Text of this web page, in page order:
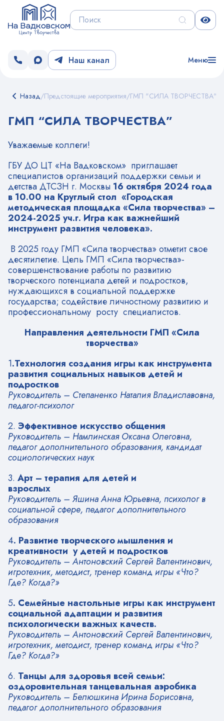
Наш канал Меню
Назад/Предстоящие мероприятия/ГМП "СИЛА ТВОРЧЕСТВА"
ГМП “СИЛА ТВОРЧЕСТВА”
Уважаемые коллеги!
ГБУ ДО ЦТ «На Вадковском» приглашает
специалистов организаций поддержки семьи и
детства ДТСЗН г. Москвы 16 октября 2024 года
в 10.00 на Круглый стол «Городская
методическая площадка «Сила творчества» –
2024-2025 уч.г. Игра как важнейший
инструмент развития человека».
В 2025 году ГМП «Сила творчества» отметит свое
десятилетие. Цель ГМП «Сила творчества»-
совершенствование работы по развитию
творческого потенциала детей и подростков,
нуждающихся в социальной поддержке
государства; содействие личностному развитию и
профессиональному росту специалистов.
Направления деятельности ГМП «Сила
творчества»
1.Технология создания игры как инструмента
развития социальных навыков детей и
подростков
Руководитель – Степаненко Наталия Владиславовна,
педагог-психолог
2. Эффективное искусство общения
Руководитель – Намлинская Оксана Олеговна,
педагог дополнительного образования, кандидат
социологических наук
3. Арт – терапия для детей и
взрослых
Руководитель – Яшина Анна Юрьевна, психолог в
социальной сфере, педагог дополнительного
образования
4. Развитие творческого мышления и
креативности у детей и подростков
Руководитель – Антоновский Сергей Валентинович,
игротехник, методист, тренер команд игры «Что?
Где? Когда?»
5. Семейные настольные игры как инструмент
социальной адаптации и развития
психологически важных качеств.
Руководитель – Антоновский Сергей Валентинович,
игротехник, методист, тренер команд игры «Что?
Где? Когда?»
6. Танцы для здоровья всей семьи:
оздоровительная танцевальная аэробика
Руководитель – Белюшкина Ирина Борисовна,
педагог дополнительного образования